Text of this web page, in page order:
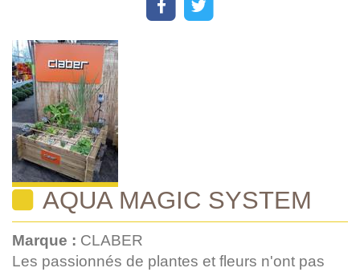
AQUA MAGIC SYSTEM
Marque : CLABER
Les passionnés de plantes et fleurs n'ont pas